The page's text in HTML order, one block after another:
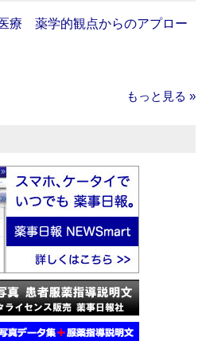
療 薬学的観点からのアプロー
もっと見る »